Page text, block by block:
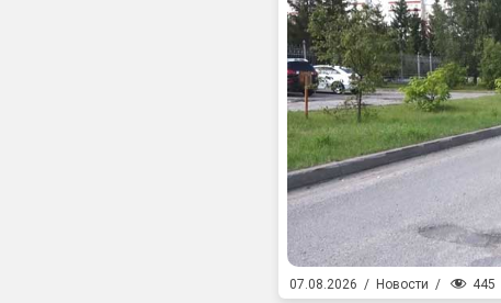
07.08.2026 / Новости / 445